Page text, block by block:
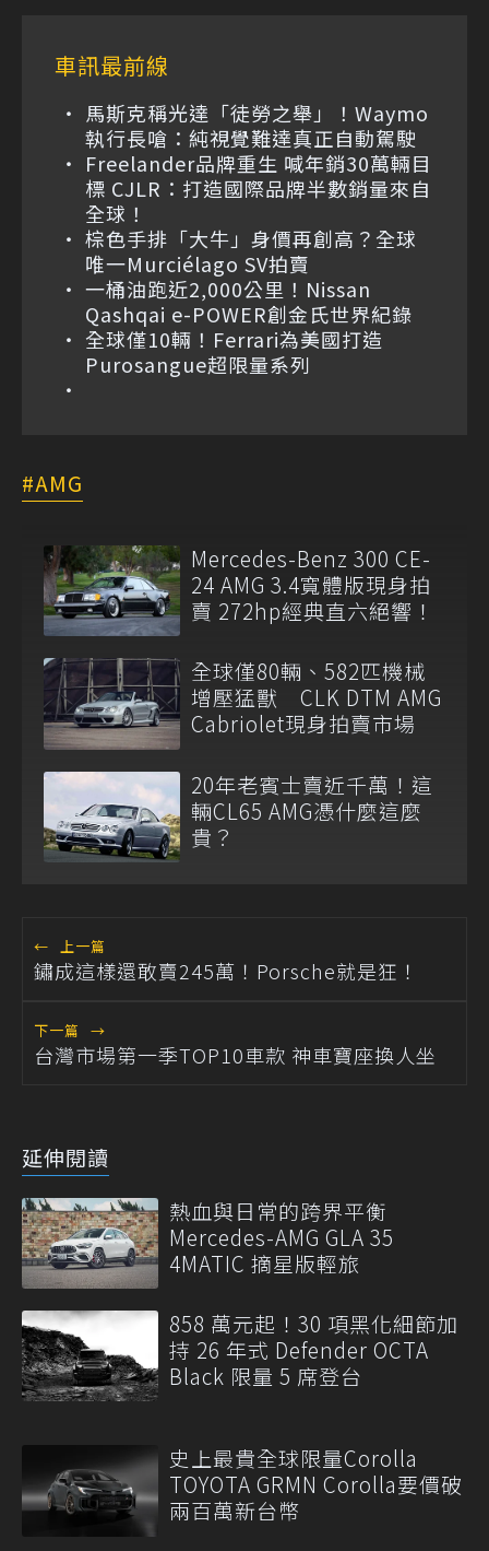
車訊最前線
馬斯克稱光達「徒勞之舉」！Waymo
執行長嗆：純視覺難達真正自動駕駛
Freelander品牌重生 喊年銷30萬輛目
標 CJLR：打造國際品牌半數銷量來自
全球！
棕色手排「大牛」身價再創高？全球
唯一Murciélago SV拍賣
一桶油跑近2,000公里！Nissan
Qashqai e-POWER創金氏世界紀錄
全球僅10輛！Ferrari為美國打造
Purosangue超限量系列
AMG
Mercedes-Benz 300 CE-
24 AMG 3.4寬體版現身拍
賣 272hp經典直六絕響！
全球僅80輛、582匹機械
增壓猛獸 CLK DTM AMG
Cabriolet現身拍賣市場
20年老賓士賣近千萬！這
輛CL65 AMG憑什麼這麼
貴？
← 上一篇
鏽成這樣還敢賣245萬！Porsche就是狂！
下一篇 →
台灣市場第一季TOP10車款 神車寶座換人坐
延伸閱讀
熱血與日常的跨界平衡
Mercedes-AMG GLA 35
4MATIC 摘星版輕旅
858 萬元起！30 項黑化細節加
持 26 年式 Defender OCTA
Black 限量 5 席登台
史上最貴全球限量Corolla
TOYOTA GRMN Corolla要價破
兩百萬新台幣